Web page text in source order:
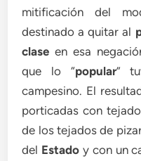
mitificación del
destinado a quitar al
clase en esa
que lo “popular”
campesino. El
porticadas con
de los tejados de
del Estado y con un